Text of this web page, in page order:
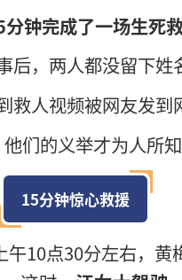
分钟完成了一场生死
后，两人都没留下姓
救人视频被网友发到
他们的义举才为人所知
15分钟惊心救援
午10点30分左右，黄